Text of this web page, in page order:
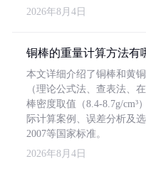
2026年8月4日
铜棒的重量计算方法有
本文详细介绍了铜棒和黄
（理论公式法、查表法、
棒密度取值（8.4-8.7g/cm³
际计算案例、误差分析及
2007等国家标准。
2026年8月4日